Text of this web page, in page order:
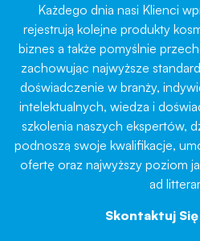
Każdego dnia nasi Klienci
rejestrują kolejne produkty
biznes a także pomyślnie
zachowując najwyższe
doświadczenie w branży,
intelektualnych, wiedza i
szkolenia naszych ekspertów,
podnoszą swoje kwalifikacje,
ofertę oraz najwyższy poziom
ad
Skontaktuj Się